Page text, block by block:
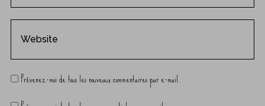
Prévenez-moi de tous les nouveaux commentaires par e-mail.